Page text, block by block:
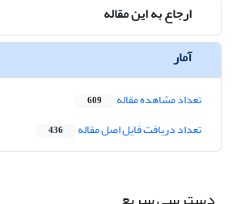
ارجاع به این مقاله
آمار
تعداد مشاهده مقاله 609
تعداد دریافت فایل اصل مقاله 436